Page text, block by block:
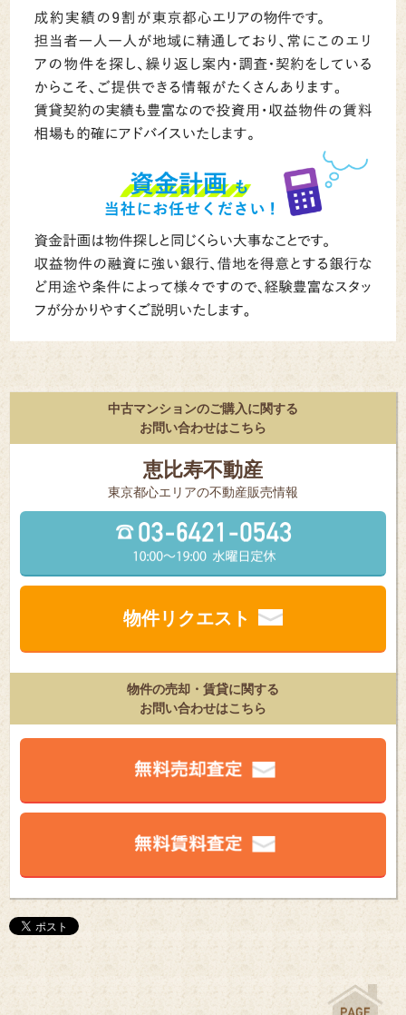
中古マンションのご購入に関する
お問い合わせはこちら
恵比寿不動産
東京都⼼エリアの不動産販売情報
物件リクエスト
物件の売却・賃貸に関する
お問い合わせはこちら